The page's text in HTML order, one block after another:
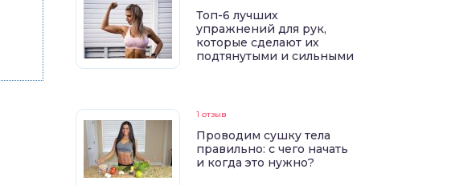
Топ-6 лучших
упражнений для рук,
которые сделают их
подтянутыми и сильными
1 отзыв
Проводим сушку тела
правильно: с чего начать
и когда это нужно?